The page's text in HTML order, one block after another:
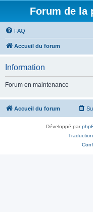
Forum de la
FAQ
Accueil du forum
Information
Forum en maintenance
Accueil du forum
Développé par